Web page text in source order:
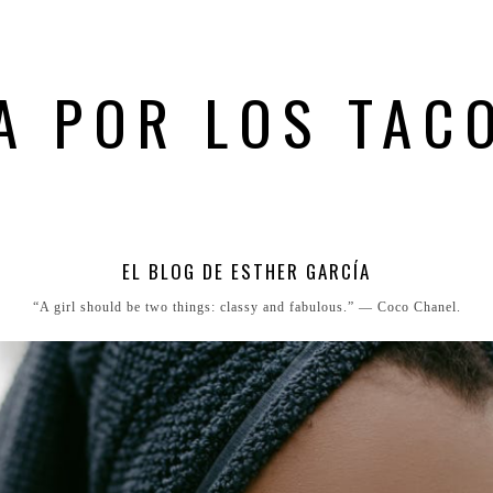
POR LOS
EL BLOG DE ESTHER GARCÍA
“A girl should be two things: classy and fabulous.” ― Coco Chanel.